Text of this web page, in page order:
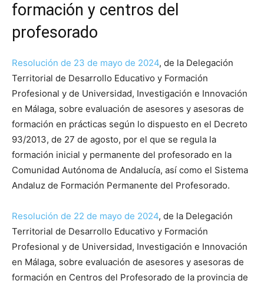
formación y centros del
profesorado
Resolución de 23 de mayo de 2024, de la Delegación
Territorial de Desarrollo Educativo y Formación
Profesional y de Universidad, Investigación e Innovación
en Málaga, sobre evaluación de asesores y asesoras de
formación en prácticas según lo dispuesto en el Decreto
93/2013, de 27 de agosto, por el que se regula la
formación inicial y permanente del profesorado en la
Comunidad Autónoma de Andalucía, así como el Sistema
Andaluz de Formación Permanente del Profesorado.
Resolución de 22 de mayo de 2024, de la Delegación
Territorial de Desarrollo Educativo y Formación
Profesional y de Universidad, Investigación e Innovación
en Málaga, sobre evaluación de asesores y asesoras de
formación en Centros del Profesorado de la provincia de